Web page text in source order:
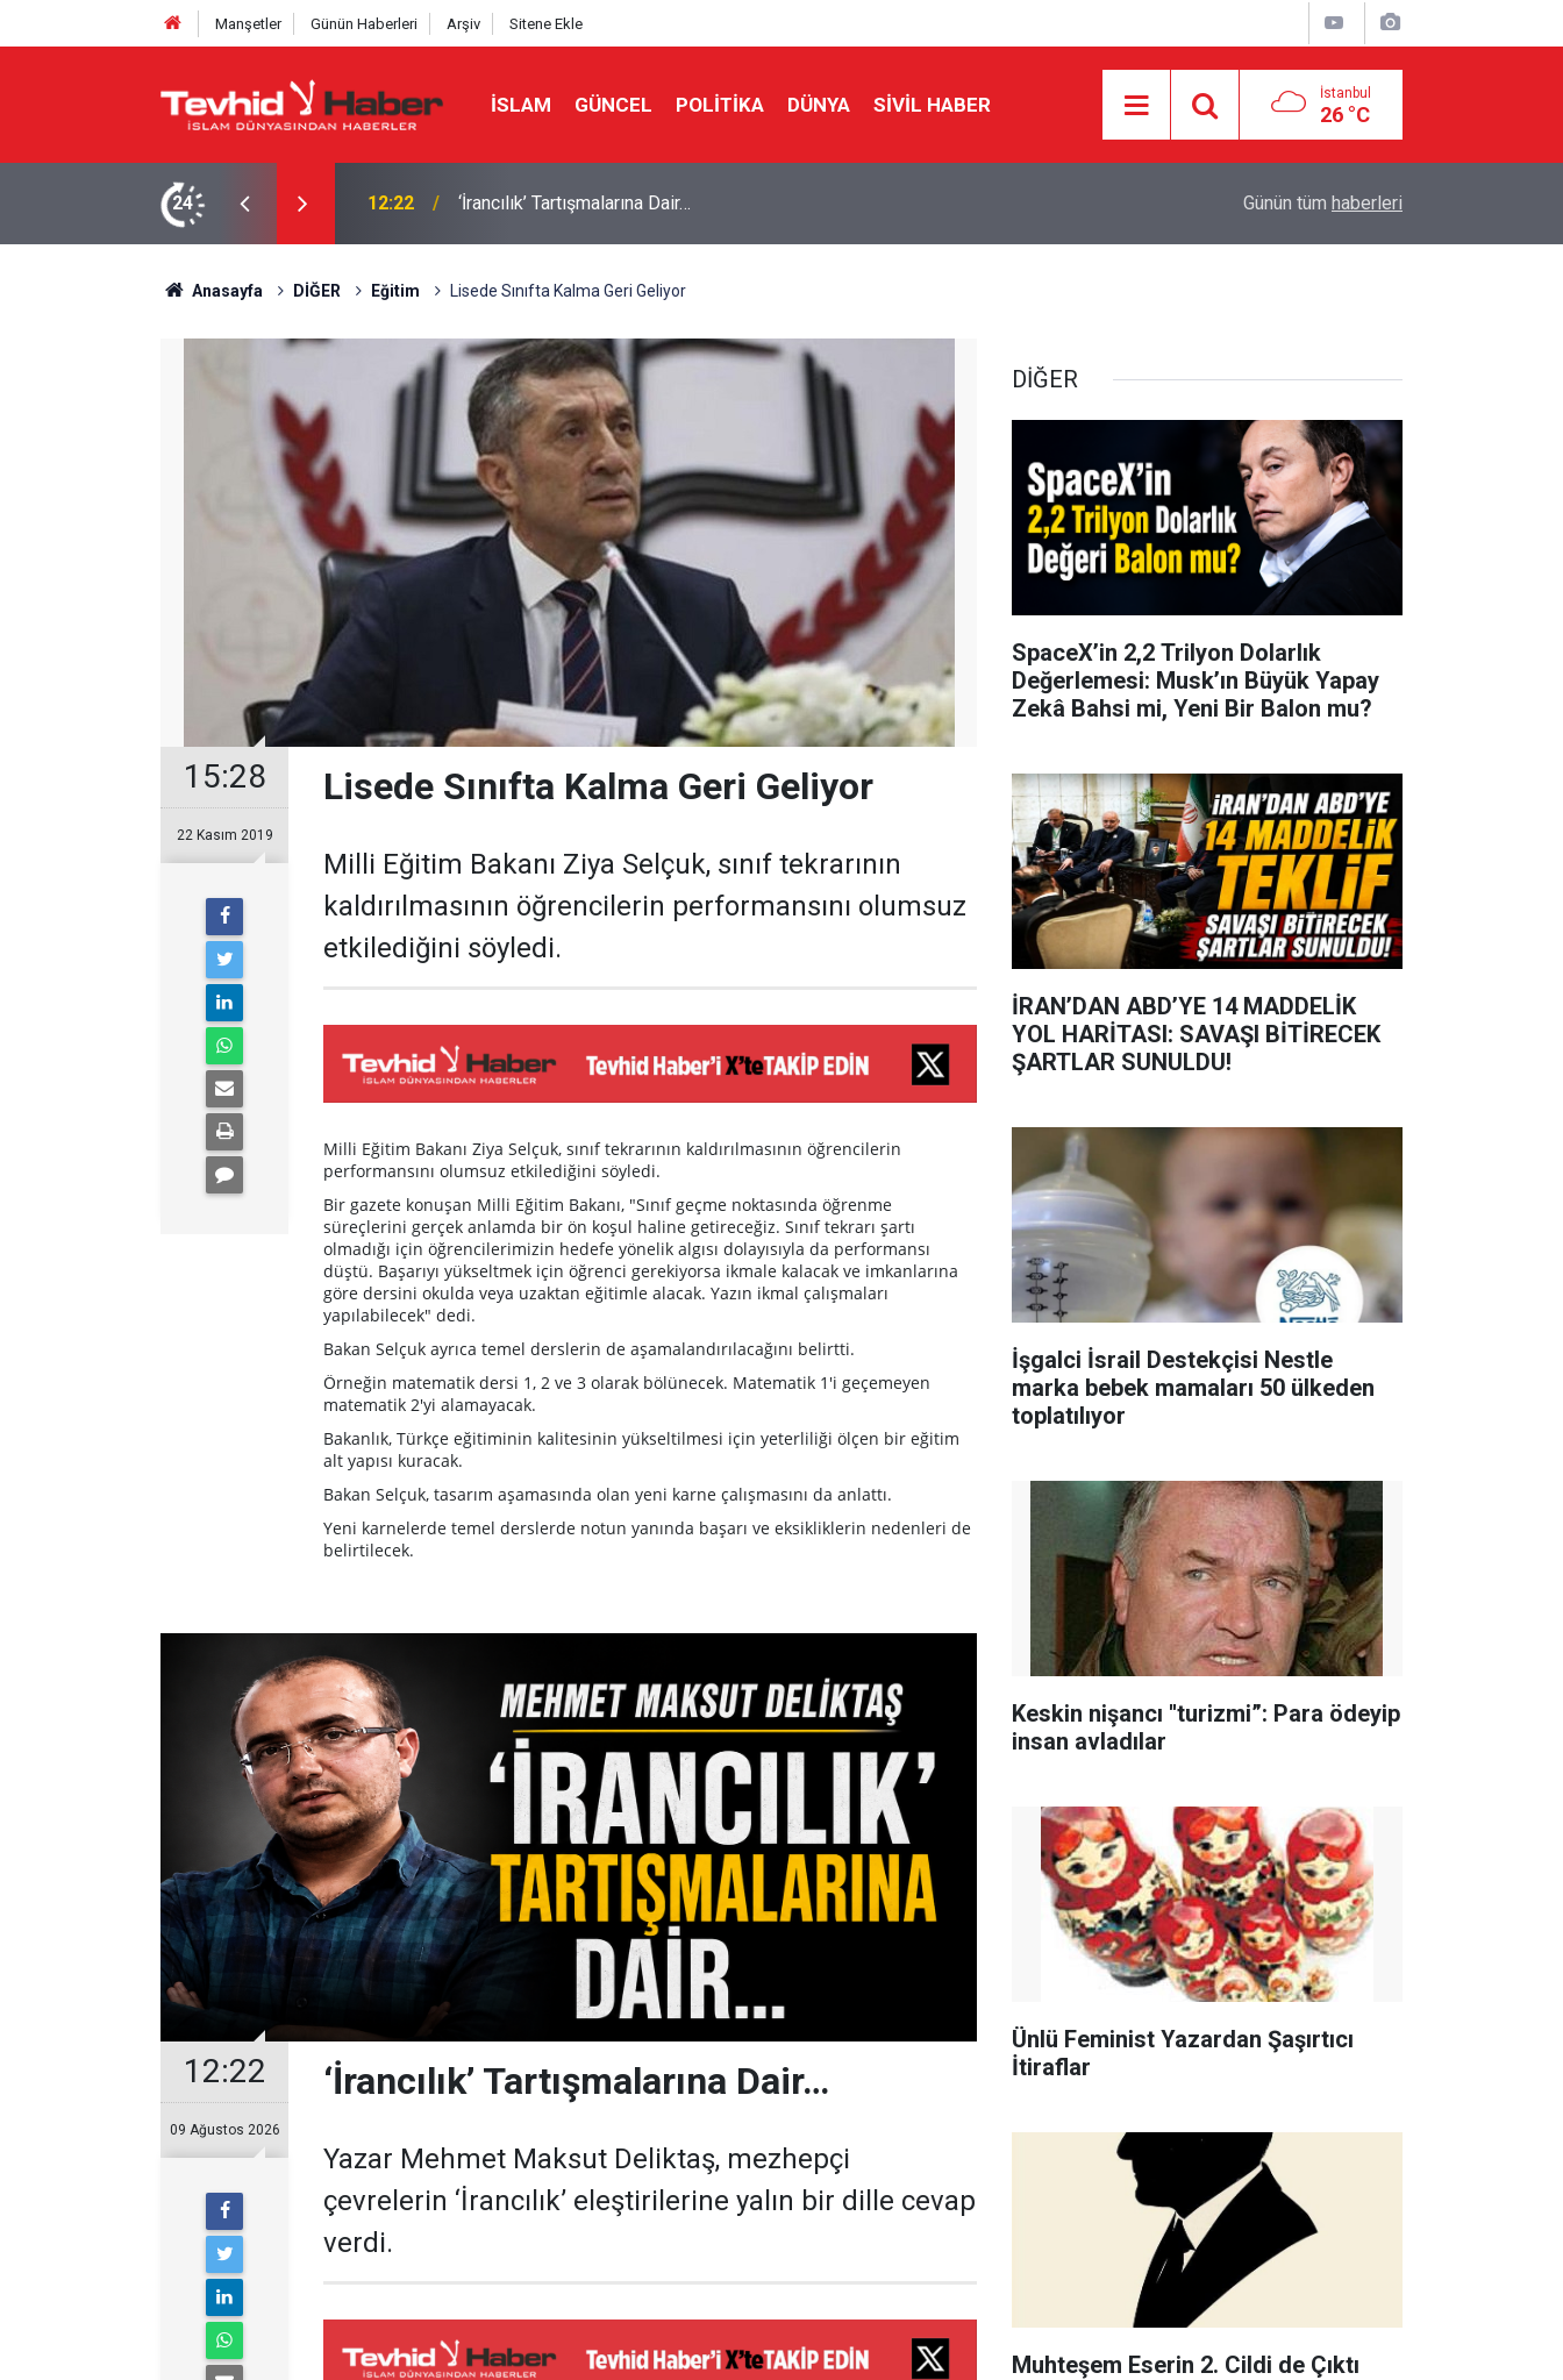
Manşetler Günün Haberleri Arşiv Sitene Ekle
İSLAM GÜNCEL POLITIKA DÜNYA SIVIL HABER İstanbul
26 °C
24 10:52 İran'dan Hürmüz'ün açılması için 6 maddelik şart BATI ŞERİA’DA EŞ ZAMANLI BASKINLAR:
Günün tüm haberleri
Anasayfa DİĞER Eğitim Lisede Sınıfta Kalma Geri Geliyor
15:28
22 Kasım 2019
Lisede Sınıfta Kalma Geri Geliyor
Milli Eğitim Bakanı Ziya Selçuk, sınıf tekrarının
kaldırılmasının öğrencilerin performansını olumsuz
etkilediğini söyledi.
Milli Eğitim Bakanı Ziya Selçuk, sınıf tekrarının kaldırılmasının öğrencilerin
performansını olumsuz etkilediğini söyledi.
Bir gazete konuşan Milli Eğitim Bakanı, "Sınıf geçme noktasında öğrenme
süreçlerini gerçek anlamda bir ön koşul haline getireceğiz. Sınıf tekrarı şartı
olmadığı için öğrencilerimizin hedefe yönelik algısı dolayısıyla da performansı
düştü. Başarıyı yükseltmek için öğrenci gerekiyorsa ikmale kalacak ve imkanlarına
göre dersini okulda veya uzaktan eğitimle alacak. Yazın ikmal çalışmaları
yapılabilecek" dedi.
Bakan Selçuk ayrıca temel derslerin de aşamalandırılacağını belirtti.
Örneğin matematik dersi 1, 2 ve 3 olarak bölünecek. Matematik 1'i geçemeyen
matematik 2'yi alamayacak.
Bakanlık, Türkçe eğitiminin kalitesinin yükseltilmesi için yeterliliği ölçen bir eğitim
alt yapısı kuracak.
Bakan Selçuk, tasarım aşamasında olan yeni karne çalışmasını da anlattı.
Yeni karnelerde temel derslerde notun yanında başarı ve eksikliklerin nedenleri de
belirtilecek.
12:22
09 Ağustos 2026
‘İrancılık’ Tartışmalarına Dair…
Yazar Mehmet Maksut Deliktaş, mezhepçi
çevrelerin ‘İrancılık’ eleştirilerine yalın bir dille cevap
verdi.
DİĞER
SpaceX’in 2,2 Trilyon Dolarlık
Değerlemesi: Musk’ın Büyük Yapay
Zekâ Bahsi mi, Yeni Bir Balon mu?
İRAN’DAN ABD’YE 14 MADDELİK
YOL HARİTASI: SAVAŞI BİTİRECEK
ŞARTLAR SUNULDU!
İşgalci İsrail Destekçisi Nestle
marka bebek mamaları 50 ülkeden
toplatılıyor
Keskin nişancı ''turizmi”: Para ödeyip
insan avladılar
Ünlü Feminist Yazardan Şaşırtıcı
İtiraflar
Muhteşem Eserin 2. Cildi de Çıktı